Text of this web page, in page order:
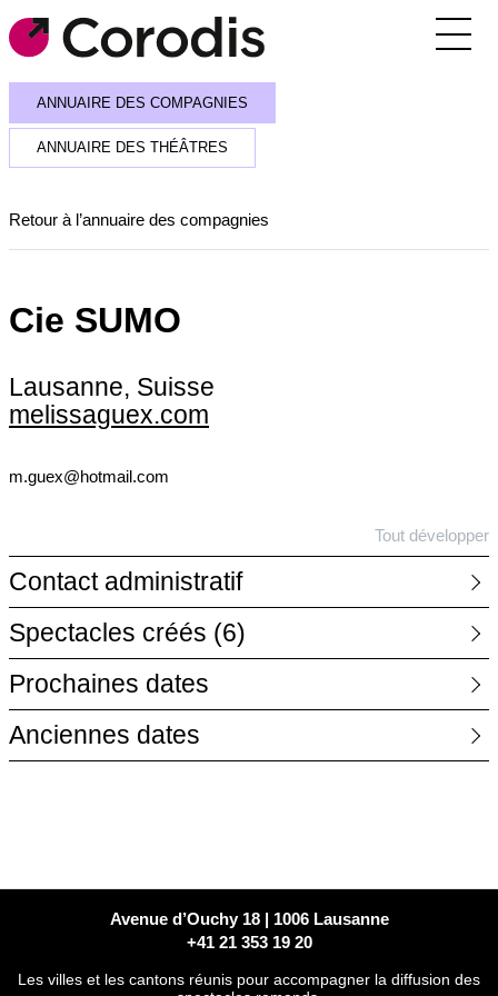
Agenda
Outils pratiques
SE CONNECTER / S’INSCRIRE
ANNUAIRE DES COMPAGNIES
ANNUAIRE DES THÉÂTRES
Retour à l’annuaire des compagnies
Cie SUMO
Lausanne, Suisse
melissaguex.com
m.guex@hotmail.com
Tout développer
Contact administratif
Spectacles créés (6)
Prochaines dates
Anciennes dates
Avenue d’Ouchy 18 | 1006 Lausanne
+41 21 353 19 20
Les villes et les cantons réunis pour accompagner la diffusion des